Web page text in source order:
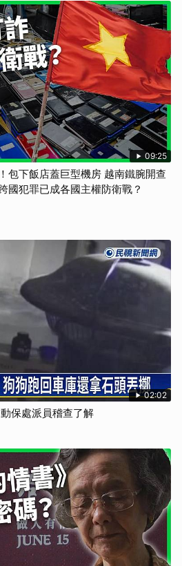
09:25
包下飯店蓋巨型機房 越南鐵腕開查
國犯罪已成各國主權防衛戰？
02:02
保處派員稽查了解